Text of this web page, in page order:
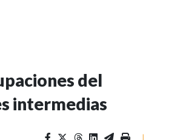
del
intermedias
|